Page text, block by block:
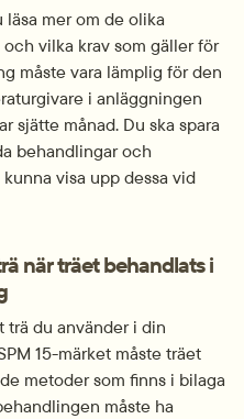
mer om de olika
vilka krav som gäller för
måste vara lämplig för den
i anläggningen
sjätte månad. Du ska spara
behandlingar och
visa upp dessa vid
när träet behandlats i
trä du använder i din
15-märket måste träet
metoder som finns i bilaga
måste ha